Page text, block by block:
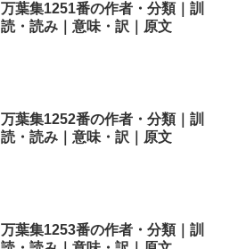
万葉集1251番の作者・分類｜訓
読・読み｜意味・訳｜原文
万葉集1252番の作者・分類｜訓
読・読み｜意味・訳｜原文
万葉集1253番の作者・分類｜訓